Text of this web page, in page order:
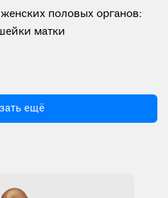
половых органов:
матки
ещё